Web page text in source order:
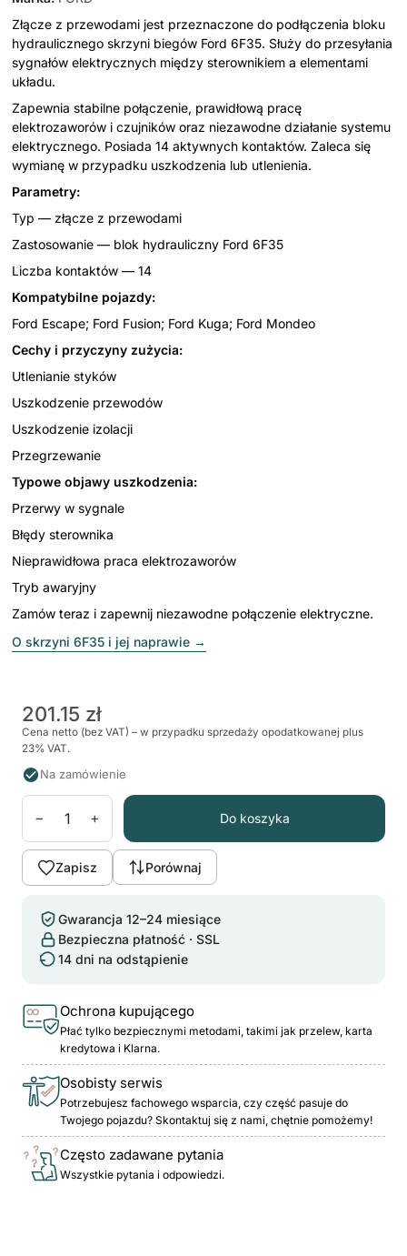
Złącze z przewodami jest przeznaczone do podłączenia bloku
hydraulicznego skrzyni biegów Ford 6F35. Służy do przesyłania
sygnałów elektrycznych między sterownikiem a elementami
układu.
Zapewnia stabilne połączenie, prawidłową pracę
elektrozaworów i czujników oraz niezawodne działanie systemu
elektrycznego. Posiada 14 aktywnych kontaktów. Zaleca się
wymianę w przypadku uszkodzenia lub utlenienia.
Parametry:
Typ — złącze z przewodami
Zastosowanie — blok hydrauliczny Ford 6F35
Liczba kontaktów — 14
Kompatybilne pojazdy:
Ford Escape; Ford Fusion; Ford Kuga; Ford Mondeo
Cechy i przyczyny zużycia:
Utlenianie styków
Uszkodzenie przewodów
Uszkodzenie izolacji
Przegrzewanie
Typowe objawy uszkodzenia:
Przerwy w sygnale
Błędy sterownika
Nieprawidłowa praca elektrozaworów
Tryb awaryjny
Zamów teraz i zapewnij niezawodne połączenie elektryczne.
O skrzyni 6F35 i jej naprawie →
201.15 zł
Cena netto (bez VAT) – w przypadku sprzedaży opodatkowanej plus
23% VAT.
Na zamówienie
− + Do koszyka
Zapisz Porównaj
Gwarancja 12–24 miesiące
Bezpieczna płatność · SSL
14 dni na odstąpienie
Ochrona kupującego
Płać tylko bezpiecznymi metodami, takimi jak przelew, karta
kredytowa i Klarna.
Osobisty serwis
Potrzebujesz fachowego wsparcia, czy część pasuje do
Twojego pojazdu? Skontaktuj się z nami, chętnie pomożemy!
Często zadawane pytania
Wszystkie pytania i odpowiedzi.